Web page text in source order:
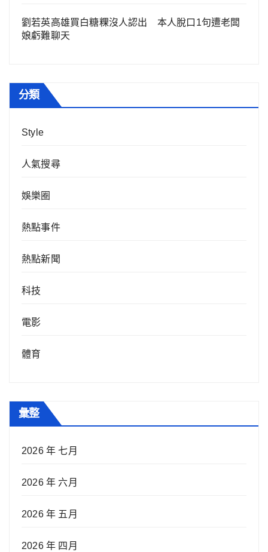
劉若英高雄買白糖粿沒人認出 本人脫口1句遭老闆
娘虧難聊天
分類
Style
人氣搜尋
娛樂圈
熱點事件
熱點新聞
科技
電影
體育
彙整
2026 年 七月
2026 年 六月
2026 年 五月
2026 年 四月